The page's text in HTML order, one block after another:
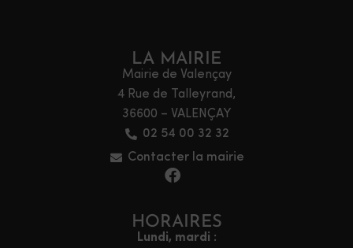
LA MAIRIE
Mairie de Valençay
4 Rue de Talleyrand,
36600 – VALENÇAY
02 54 00 32 32
Contacter la mairie
HORAIRES
Lundi, mardi :